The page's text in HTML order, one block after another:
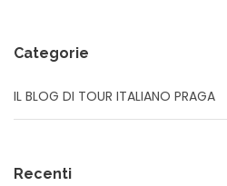
Categorie
IL BLOG DI TOUR ITALIANO PRAGA
Recenti